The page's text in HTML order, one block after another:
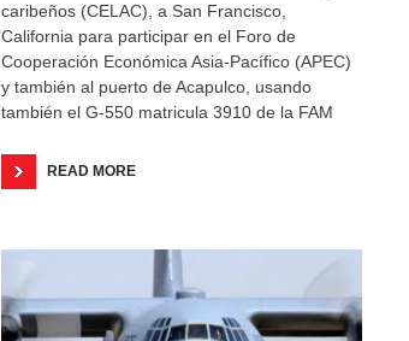
caribeños (CELAC), a San Francisco,
California para participar en el Foro de
Cooperación Económica Asia-Pacífico (APEC)
y también al puerto de Acapulco, usando
también el G-550 matricula 3910 de la FAM
READ MORE